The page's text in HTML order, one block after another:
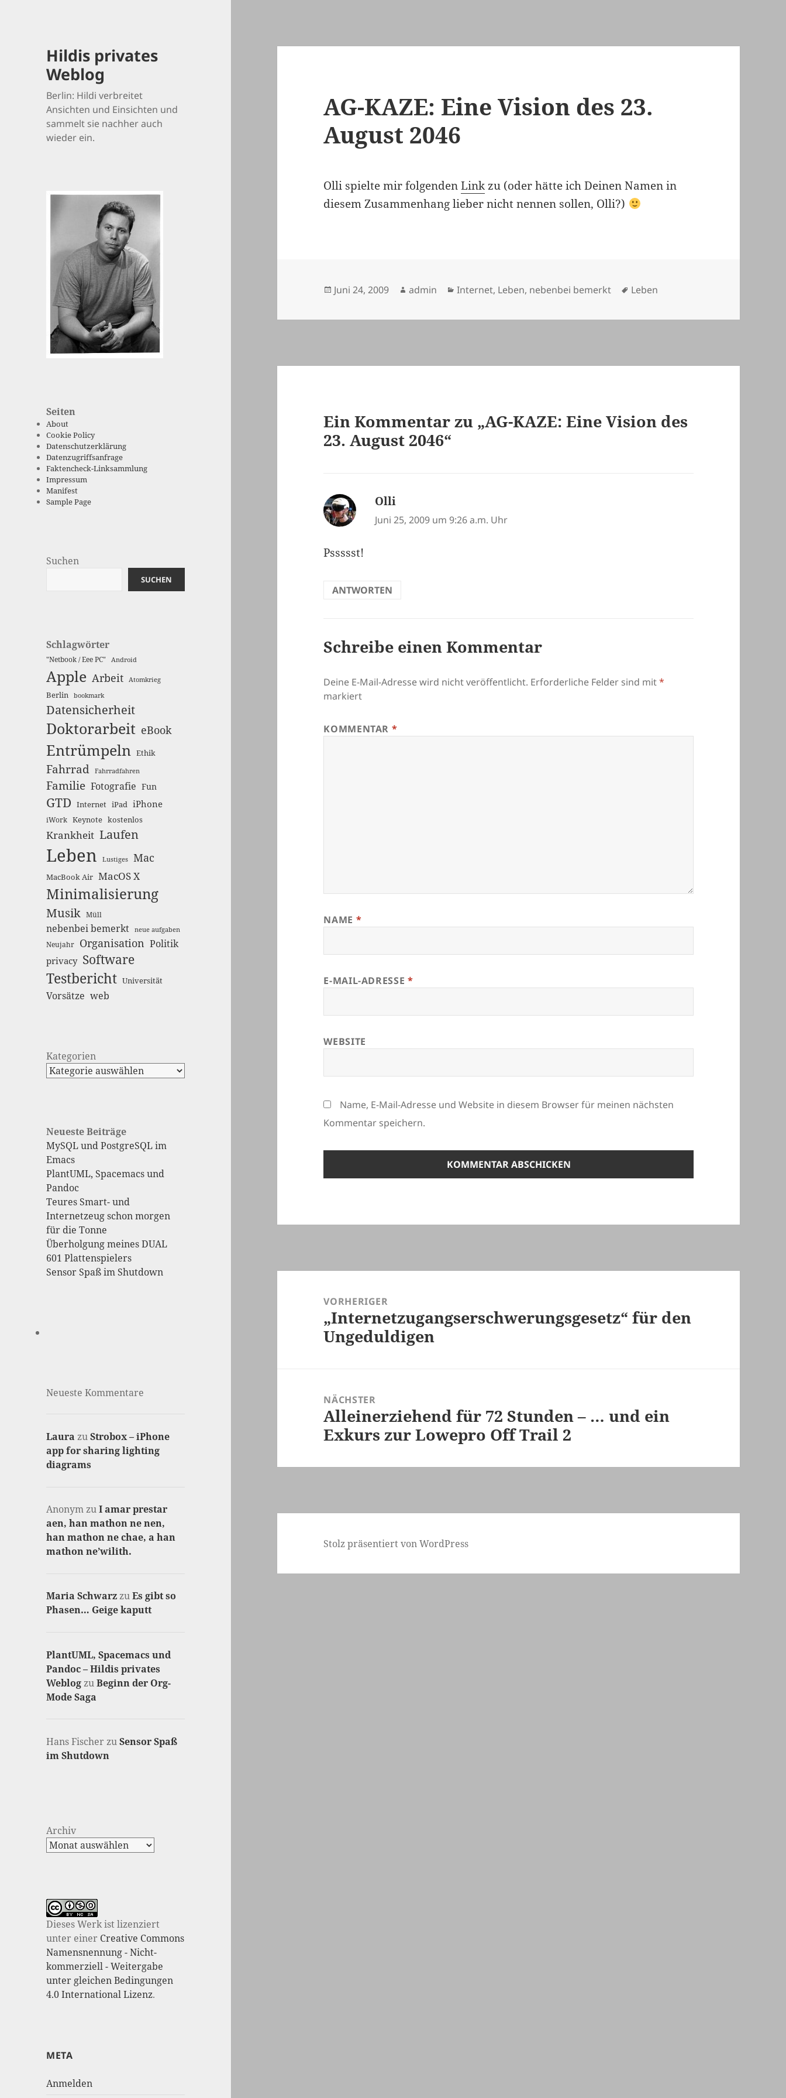
Hildis privates
Weblog
Berlin: Hildi verbreitet
Ansichten und Einsichten und
sammelt sie nachher auch
wieder ein.
Seiten
About
Cookie Policy
Datenschutzerklärung
Datenzugriffsanfrage
Faktencheck-Linksammlung
Impressum
Manifest
Sample Page
Suchen
SUCHEN
Schlagwörter
"Netbook / Eee PC" Android
Apple Arbeit Atomkrieg
Berlin bookmark
Datensicherheit
Doktorarbeit eBook
Entrümpeln Ethik
Fahrrad Fahrradfahren
Familie Fotografie Fun
GTD Internet iPad iPhone
iWork Keynote kostenlos
Krankheit Laufen
Leben Lustiges Mac
MacBook Air MacOS X
Minimalisierung
Musik Müll
nebenbei bemerkt neue aufgaben
Neujahr Organisation Politik
privacy Software
Testbericht Universität
Vorsätze web
Kategorien
Neueste Beiträge
MySQL und PostgreSQL im
Emacs
PlantUML, Spacemacs und
Pandoc
Teures Smart- und
Internetzeug schon morgen
für die Tonne
Überholgung meines DUAL
601 Plattenspielers
Sensor Spaß im Shutdown
Neueste Kommentare
Laura zuStrobox – iPhone
app for sharing lighting
diagrams
AnonymzuI amar prestar
aen, han mathon ne nen,
han mathon ne chae, a han
mathon ne’wilith.
Maria SchwarzzuEs gibt so
Phasen… Geige kaputt
PlantUML, Spacemacs und
Pandoc – Hildis privates
WeblogzuBeginn der Org-
Mode Saga
Hans Fischer zuSensor Spaß
im Shutdown
Archiv
Dieses Werk ist lizenziert
unter einer Creative Commons
Namensnennung - Nicht-
kommerziell - Weitergabe
unter gleichen Bedingungen
4.0 International Lizenz.
META
Anmelden
AG-KAZE: Eine Vision des 23.
August 2046
Olli spielte mir folgendenLinkzu (oder hätte ich Deinen Namen in
diesem Zusammenhang lieber nicht nennen sollen, Olli?)
Veröffentlicht
Juni 24, 2009 Autor
admin Kategorien
Internet, Leben, nebenbei bemerkt Schlagwörter
Leben
Ein Kommentar zu „AG-KAZE: Eine Vision des
23. August 2046“
Olli
Juni 25, 2009 um 9:26 a.m. Uhr
Pssssst!
ANTWORTEN
Schreibe einen Kommentar
Deine E-Mail-Adresse wird nicht veröffentlicht. Erforderliche Felder sind mit*
markiert
KOMMENTAR *
NAME *
E-MAIL-ADRESSE *
WEBSITE
Name, E-Mail-Adresse und Website in diesem Browser für meinen nächsten
Kommentar speichern.
VORHERIGER
Vorheriger
Beitrag:
„Internetzugangserschwerungsgesetz“ für den
Ungeduldigen
NÄCHSTER
Nächster
Beitrag:
Alleinerziehend für 72 Stunden – … und ein
Exkurs zur Lowepro Off Trail 2
Stolz präsentiert von WordPress